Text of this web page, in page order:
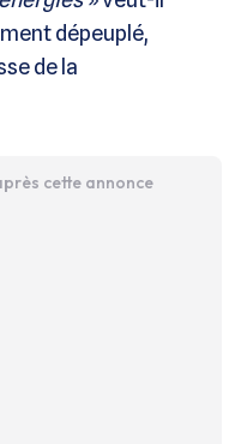
dépeuplé,
de la
cette annonce